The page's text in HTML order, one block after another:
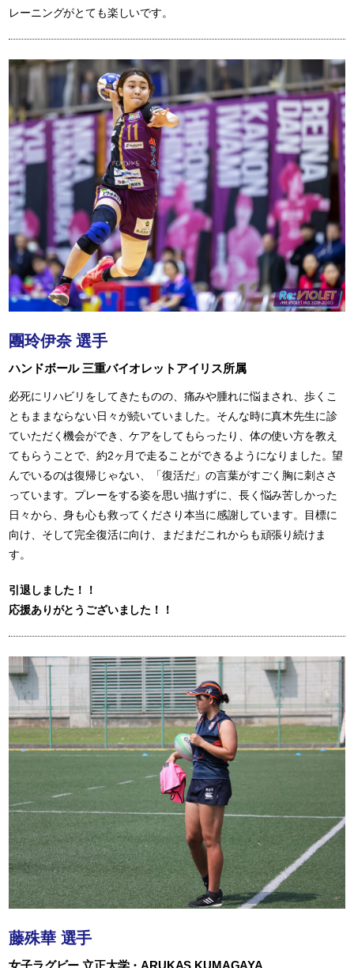
レーニングがとても楽しいです。
團玲伊奈 選手
ハンドボール 三重バイオレットアイリス所属
必死にリハビリをしてきたものの、痛みや腫れに悩まされ、歩くこ
ともままならない日々が続いていました。そんな時に真木先生に診
ていただく機会ができ、ケアをしてもらったり、体の使い方を教え
てもらうことで、約2ヶ月で走ることができるようになりました。望
んでいるのは復帰じゃない、「復活だ」の言葉がすごく胸に刺ささ
っています。プレーをする姿を思い描けずに、長く悩み苦しかった
日々から、身も心も救ってくださり本当に感謝しています。目標に
向け、そして完全復活に向け、まだまだこれからも頑張り続けま
す。
引退しました！！
応援ありがとうございました！！
藤殊華 選手
女子ラグビー 立正大学・ARUKAS KUMAGAYA